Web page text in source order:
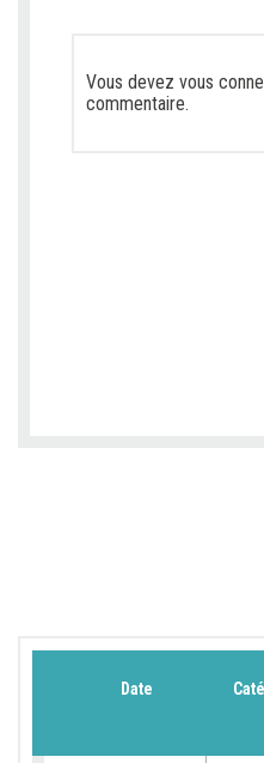
Vous devez vous
commentaire.
Date